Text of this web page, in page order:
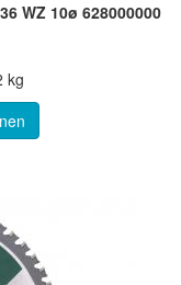
WZ 10ø 628000000
kg